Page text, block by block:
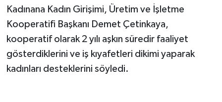
Kadınana Kadın Girişimi, Üretim ve İşletme
Kooperatifi Başkanı Demet Çetinkaya,
kooperatif olarak 2 yılı aşkın süredir faaliyet
gösterdiklerini ve iş kıyafetleri dikimi yaparak
kadınları desteklerini söyledi.